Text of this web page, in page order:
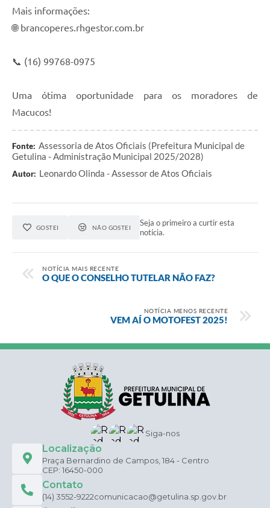
Mais informações:
🌐 brancoperes.rhgestor.com.br
📞 (16) 99768-0975
Uma ótima oportunidade para os moradores de
Macucos!
Fonte: Assessoria de Atos Oficiais (Prefeitura Municipal de
Getulina - Administração Municipal 2025/2028)
Autor: Leonardo Olinda - Assessor de Atos Oficiais
GOSTEI NÃO GOSTEI
Seja o primeiro a curtir esta
notícia.
NOTÍCIA MAIS RECENTE
O QUE O CONSELHO TUTELAR NÃO FAZ?
NOTÍCIA MENOS RECENTE
VEM AÍ O MOTOFEST 2025!
Siga-nos
Localização
Praça Bernardino de Campos, 184 - Centro
CEP: 16450-000
Contato
(14) 3552-9222comunicacao@getulina.sp.gov.br